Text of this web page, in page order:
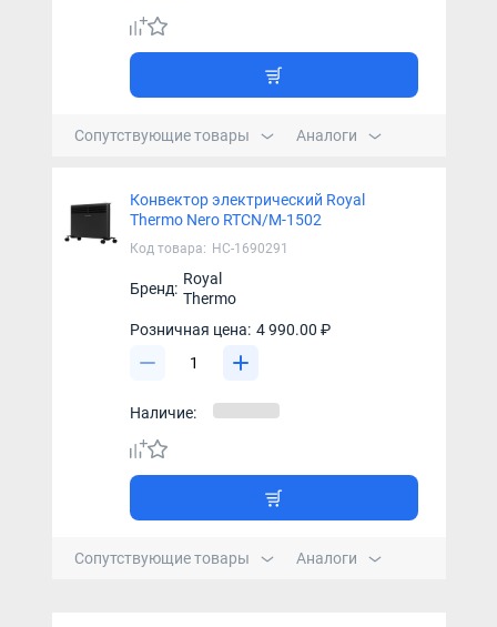
Сопутствующие товары Аналоги
Конвектор электрический Royal
Thermo Nero RTCN/M-1502
Код товара: НС-1690291
Бренд:
Royal
Thermo
Розничная цена: 4 990.00 ₽
Наличие:
Сопутствующие товары Аналоги